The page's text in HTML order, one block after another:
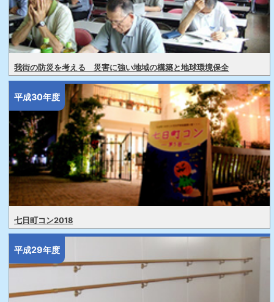
我街の防災を考える 災害に強い地域の構築と地球環境保全
平成30年度
七日町コン2018
平成29年度